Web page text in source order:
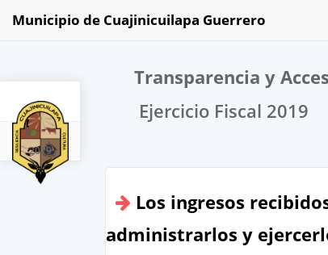
2019
Municipio de Cuajinicuilapa Guerrero
Transparencia y
Ejercicio Fiscal 2019
Los ingresos
administrarlos y